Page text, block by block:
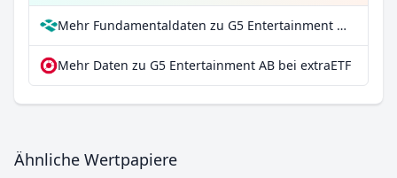
Mehr Fundamentaldaten zu G5 Entertainment AB bei Parqet
Mehr Daten zu G5 Entertainment AB bei extraETF
Ähnliche Wertpapiere